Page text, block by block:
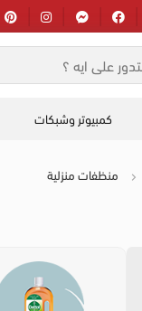
كمبيوتر وشبكات
منظفات منزلية